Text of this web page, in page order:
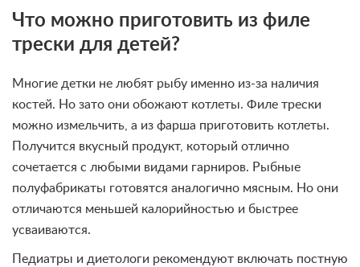
Что можно приготовить из филе
трески для детей?
Многие детки не любят рыбу именно из-за наличия
костей. Но зато они обожают котлеты. Филе трески
можно измельчить, а из фарша приготовить котлеты.
Получится вкусный продукт, который отлично
сочетается с любыми видами гарниров. Рыбные
полуфабрикаты готовятся аналогично мясным. Но они
отличаются меньшей калорийностью и быстрее
усваиваются.
Педиатры и диетологи рекомендуют включать постную